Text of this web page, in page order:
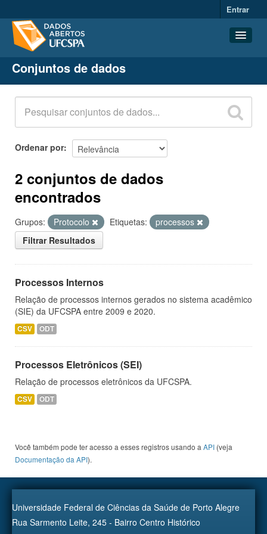
Entrar
Conjuntos de dados
Organizações
Grupos
Sobre
Conjuntos de dados
Ordenar por
2 conjuntos de dados
encontrados
Grupos: Protocolo Etiquetas:
processos
Filtrar Resultados
Processos Internos
Relação de processos internos gerados no sistema acadêmico
(SIE) da UFCSPA entre 2009 e 2020.
CSV ODT
Processos Eletrônicos (SEI)
Relação de processos eletrônicos da UFCSPA.
CSV ODT
Você também pode ter acesso a esses registros usando a API (veja
Documentação da API).
Universidade Federal de Ciências da Saúde de Porto Alegre
Rua Sarmento Leite, 245 - Bairro Centro Histórico